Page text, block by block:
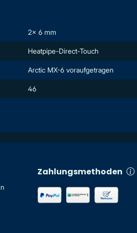
2x 6 mm
Heatpipe-Direct-Touch
Arctic MX-6 voraufgetragen
46
Zahlungsmethoden